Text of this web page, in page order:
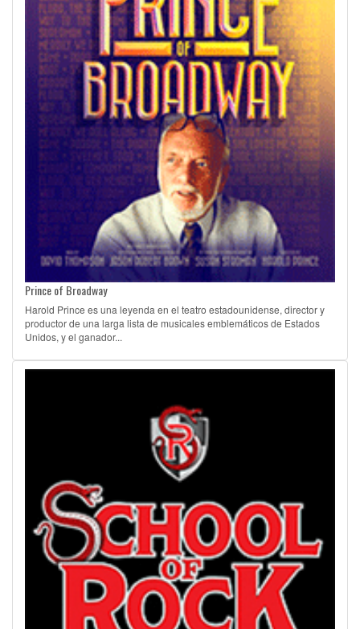
Prince of Broadway
Harold Prince es una leyenda en el teatro estadounidense, director y
productor de una larga lista de musicales emblemáticos de Estados
Unidos, y el ganador...